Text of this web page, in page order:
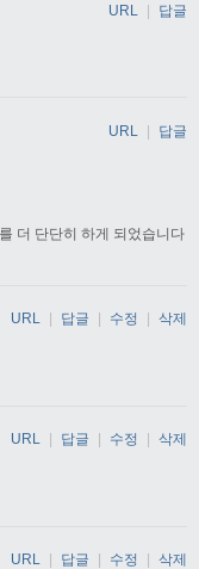
URL | 답글
더 단단히 하게 되었습니다
URL | 답글
URL 답글 수정 삭제
URL 답글 수정 삭제
URL 답글 수정 삭제